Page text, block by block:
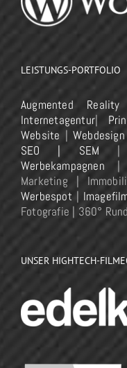
LEISTUNGS-PORTFOLIO
Augmented Reality
Internetagentur|
Website | Webdesign
SEO | SEM
Werbekampagnen |
Marketing |
Werbespot |
Fotografie | 360°
UNSER HIGHTECH-